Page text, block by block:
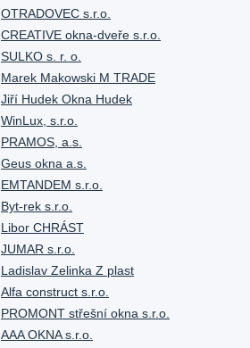
OTRADOVEC s.r.o.
CREATIVE okna-dveře s.r.o.
SULKO s. r. o.
Marek Makowski M TRADE
Jiří Hudek Okna Hudek
WinLux, s.r.o.
PRAMOS, a.s.
Geus okna a.s.
EMTANDEM s.r.o.
Byt-rek s.r.o.
Libor CHRÁST
JUMAR s.r.o.
Ladislav Zelinka Z plast
Alfa construct s.r.o.
PROMONT střešní okna s.r.o.
AAA OKNA s.r.o.